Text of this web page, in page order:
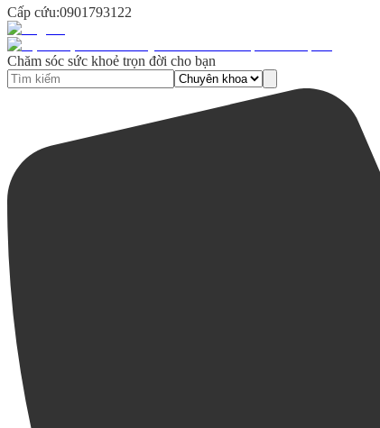
Cấp cứu:0901793122
Chăm sóc sức khoẻ trọn đời cho bạn